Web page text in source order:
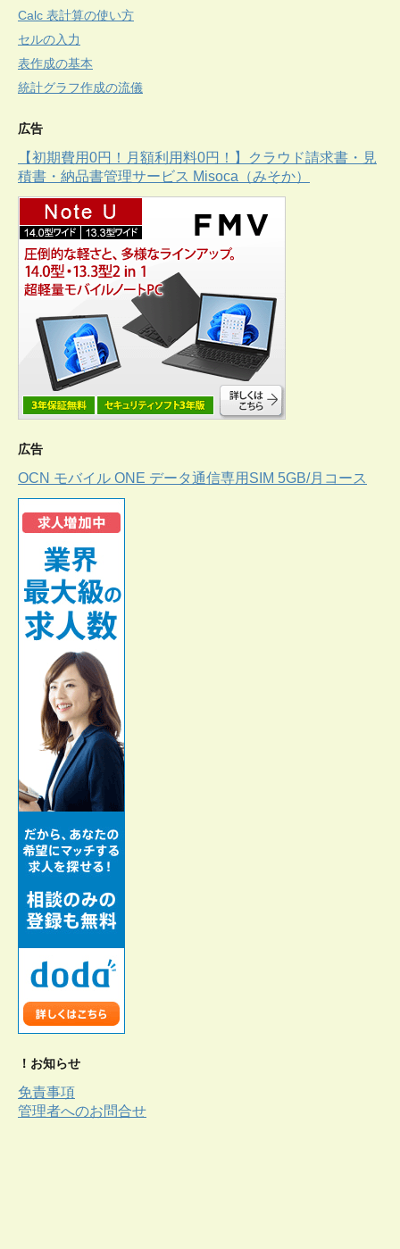
Calc 表計算の使い方
セルの入力
表作成の基本
統計グラフ作成の流儀
広告
【初期費用0円！月額利用料0円！】クラウド請求書・見
積書・納品書管理サービス Misoca（みそか）
広告
OCN モバイル ONE データ通信専用SIM 5GB/月コース
！お知らせ
免責事項
管理者へのお問合せ